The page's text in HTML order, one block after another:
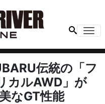
伝統の「フ
カルAWD」が
なGT性能